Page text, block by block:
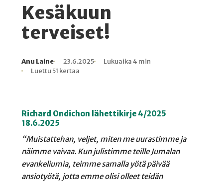
Kesäkuun
terveiset!
Kirjoittaja
Anu Laine
Julkaistu
23.6.2025
Lukuaika
Lukuaika 4 min
Lukukertoja
Luettu 51 kertaa
Richard Ondichon lähettikirje 4/2025
18.6.2025
“Muistattehan, veljet, miten me uurastimme ja
näimme vaivaa. Kun julistimme teille Jumalan
evankeliumia, teimme samalla yötä päivää
ansiotyötä, jotta emme olisi olleet teidän